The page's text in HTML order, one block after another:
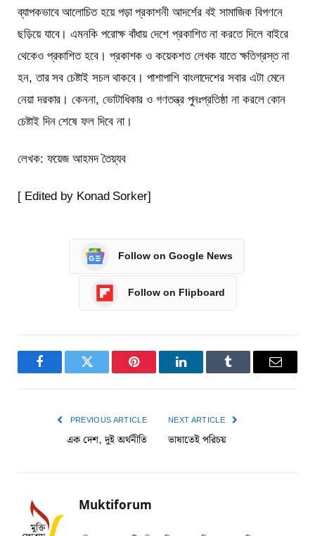
ব্যাপকভাবে আলোচিত হয়ে পড়া প্রকাশনী আদর্শের বই সামাজিক বিপণনে
ছড়িয়ে যাবে। এমনকি পরোক্ষ বাঁধায় দেশে প্রকাশিত না করতে দিলে বাইরে
থেকেও প্রকাশিত হবে। প্রকাশক ও কয়েকশত লেখক যাতে ক্ষতিগ্রস্ত না
হন, তার সব চেষ্টাই সচল থাকবে। পাশাপাশি বাংলাদেশের সবার এটা মেনে
নেয়া দরকার। কেননা, ভোটাধিকার ও গণতন্ত্র পুনঃপ্রতিষ্ঠা না করলে কোন
চেষ্টাই দিন শেষে ফল দিবে না।
লেখক: ফয়েজ আহমদ তৈয়্যব
[ Edited by Konad Sorker]
Follow on Google News
Follow on Flipboard
FacebookTwitter Pinterest LinkedInTumblr Email
PREVIOUS ARTICLE
এক দেশ, দুই অর্থনীতি
NEXT ARTICLE
ভাষাতেই পরিচয়
Muktiforum